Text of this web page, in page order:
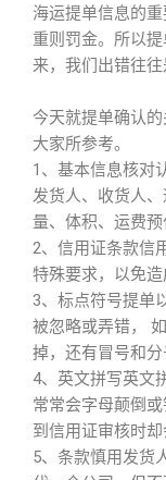
海运提单信息的
重则罚金。所以
来，我们出错往往
今天就提单确认
大家所参考。
1、基本信息核对
发货人、收货人
量、体积、运费预
2、信用证条款信
特殊要求，以免造
3、标点符号提单
被忽略或弄错，
掉，还有冒号和分
4、英文拼写英文
常常会字母颠倒
到信用证审核时却
5、条款慎用发货